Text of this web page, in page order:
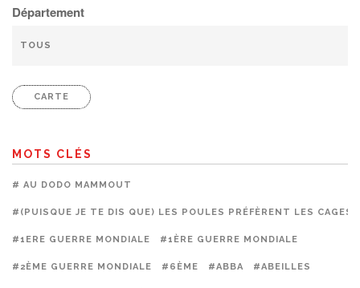
Département
CARTE
MOTS CLÉS
# AU DODO MAMMOUT
#(PUISQUE JE TE DIS QUE) LES POULES PRÉFÈRENT LES CAGES
#1ERE GUERRE MONDIALE #1ÈRE GUERRE MONDIALE
#2ÈME GUERRE MONDIALE #6ÈME #ABBA #ABEILLES